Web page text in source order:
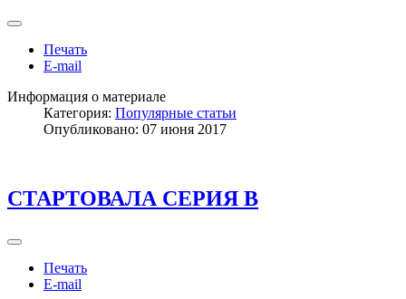
Печать
E-mail
Информация о материале
Категория: Популярные статьи
Опубликовано: 07 июня 2017
СТАРТОВАЛА СЕРИЯ В
Печать
E-mail